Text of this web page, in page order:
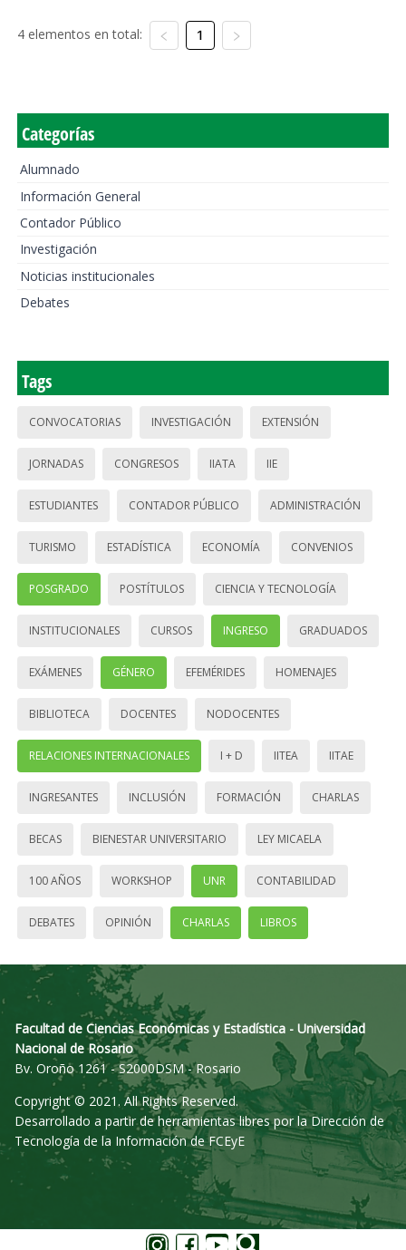
4 elementos en total: 1
Categorías
Alumnado
Información General
Contador Público
Investigación
Noticias institucionales
Debates
Tags
CONVOCATORIAS INVESTIGACIÓN EXTENSIÓN
JORNADAS CONGRESOS IIATA IIE
ESTUDIANTES CONTADOR PÚBLICO ADMINISTRACIÓN
TURISMO ESTADÍSTICA ECONOMÍA CONVENIOS
POSGRADO POSTÍTULOS CIENCIA Y TECNOLOGÍA
INSTITUCIONALES CURSOS INGRESO GRADUADOS
EXÁMENES GÉNERO EFEMÉRIDES HOMENAJES
BIBLIOTECA DOCENTES NODOCENTES
RELACIONES INTERNACIONALES I + D IITEA IITAE
INGRESANTES INCLUSIÓN FORMACIÓN CHARLAS
BECAS BIENESTAR UNIVERSITARIO LEY MICAELA
100 AÑOS WORKSHOP UNR CONTABILIDAD
DEBATES OPINIÓN CHARLAS LIBROS
Facultad de Ciencias Económicas y Estadística - Universidad
Nacional de Rosario
Bv. Oroño 1261 - S2000DSM - Rosario
Copyright © 2021. All Rights Reserved.
Desarrollado a partir de herramientas libres por la Dirección de
Tecnología de la Información de FCEyE